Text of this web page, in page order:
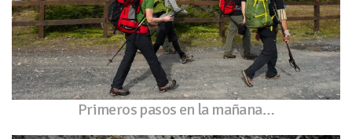
Primeros pasos en la mañana…